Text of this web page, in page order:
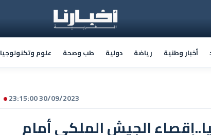
أخبار وطنية رياضة دولية طب وصحة علوم وتكنولوجيا
30/09/2023 23:15:00
الجيش الملكي أمام